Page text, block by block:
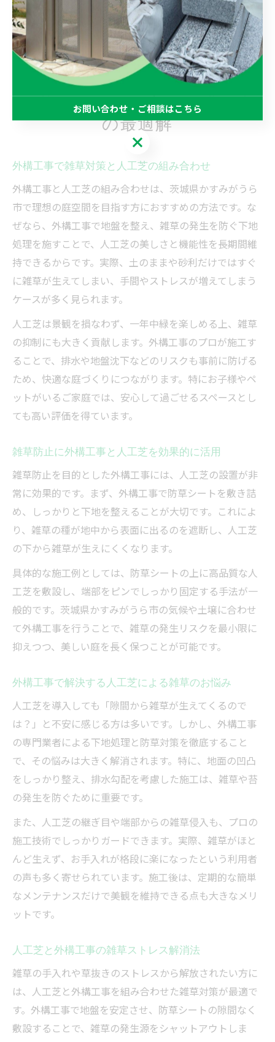
で、より安心して長く使うことができるでしょう。定期
的なメンテナンス方法を把握しておくことで、外構工事
による人工芝の利便性を最大限に活かせます。
雑草が気になる方へ外構工事
の最適解
外構工事で雑草対策と人工芝の組み合わせ
外構工事と人工芝の組み合わせは、茨城県かすみがうら
市で理想の庭空間を目指す方におすすめの方法です。な
ぜなら、外構工事で地盤を整え、雑草の発生を防ぐ下地
処理を施すことで、人工芝の美しさと機能性を長期間維
持できるからです。実際、土のままや砂利だけではすぐ
に雑草が生えてしまい、手間やストレスが増えてしまう
ケースが多く見られます。
人工芝は景観を損なわず、一年中緑を楽しめる上、雑草
の抑制にも大きく貢献します。外構工事のプロが施工す
ることで、排水や地盤沈下などのリスクも事前に防げる
ため、快適な庭づくりにつながります。特にお子様やペ
ットがいるご家庭では、安心して過ごせるスペースとし
ても高い評価を得ています。
雑草防止に外構工事と人工芝を効果的に活用
雑草防止を目的とした外構工事には、人工芝の設置が非
常に効果的です。まず、外構工事で防草シートを敷き詰
め、しっかりと下地を整えることが大切です。これによ
り、雑草の種が地中から表面に出るのを遮断し、人工芝
の下から雑草が生えにくくなります。
具体的な施工例としては、防草シートの上に高品質な人
工芝を敷設し、端部をピンでしっかり固定する手法が一
般的です。茨城県かすみがうら市の気候や土壌に合わせ
て外構工事を行うことで、雑草の発生リスクを最小限に
抑えつつ、美しい庭を長く保つことが可能です。
外構工事で解決する人工芝による雑草のお悩み
人工芝を導入しても「隙間から雑草が生えてくるので
は？」と不安に感じる方は多いです。しかし、外構工事
の専門業者による下地処理と防草対策を徹底すること
で、その悩みは大きく解消されます。特に、地面の凹凸
をしっかり整え、排水勾配を考慮した施工は、雑草や苔
の発生を防ぐために重要です。
また、人工芝の継ぎ目や端部からの雑草侵入も、プロの
施工技術でしっかりガードできます。実際、雑草がほと
んど生えず、お手入れが格段に楽になったという利用者
の声も多く寄せられています。施工後は、定期的な簡単
なメンテナンスだけで美観を維持できる点も大きなメリ
ットです。
人工芝と外構工事の雑草ストレス解消法
雑草の手入れや草抜きのストレスから解放されたい方に
は、人工芝と外構工事を組み合わせた雑草対策が最適で
す。外構工事で地盤を安定させ、防草シートの隙間なく
敷設することで、雑草の発生源をシャットアウトしま
お問い合わせ・ご相談はこちら
お問い合わせ・ご相談はこちら